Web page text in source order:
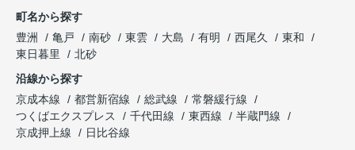
町名から探す
豊洲
亀戸 南砂 東雲 大島 有明 西尾久
東和
東日暮里
北砂
沿線から探す
京成本線
都営新宿線 総武線
常磐緩行線
つくばエクスプレス
千代田線 東西線
半蔵門線
京成押上線
日比谷線